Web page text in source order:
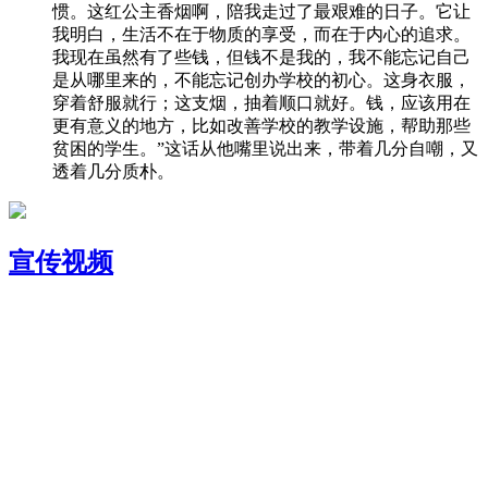
惯。这红公主香烟啊，陪我走过了最艰难的日子。它让
我明白，生活不在于物质的享受，而在于内心的追求。
我现在虽然有了些钱，但钱不是我的，我不能忘记自己
是从哪里来的，不能忘记创办学校的初心。这身衣服，
穿着舒服就行；这支烟，抽着顺口就好。钱，应该用在
更有意义的地方，比如改善学校的教学设施，帮助那些
贫困的学生。”这话从他嘴里说出来，带着几分自嘲，又
透着几分质朴。
宣传视频